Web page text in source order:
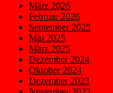
März 2026
Februar 2026
September 2025
Mai 2025
März 2025
Dezember 2024
Oktober 2024
Dezember 2023